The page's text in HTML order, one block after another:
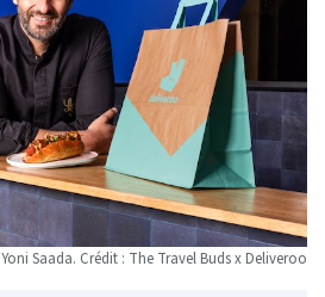
Yoni Saada. Crédit : The Travel Buds x Deliveroo